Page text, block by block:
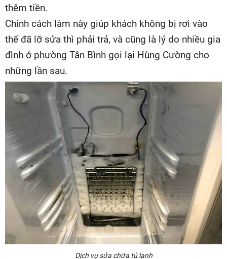
thêm tiền.
Chính cách làm này giúp khách không bị rơi vào
thế đã lỡ sửa thì phải trả, và cũng là lý do nhiều gia
đình ở phường Tân Bình gọi lại Hùng Cường cho
những lần sau.
Dịch vụ sửa chữa tủ lạnh